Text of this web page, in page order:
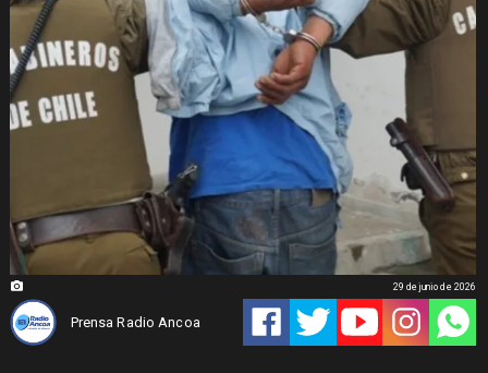
Prensa Radio Ancoa
29 de junio de 2026